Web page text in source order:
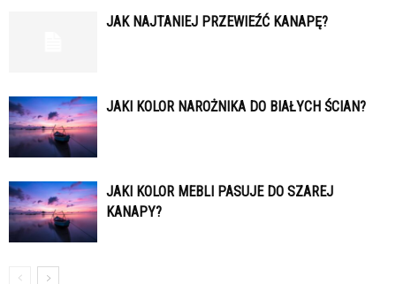
JAK NAJTANIEJ PRZEWIEŹĆ KANAPĘ?
JAKI KOLOR NAROŻNIKA DO BIAŁYCH ŚCIAN?
JAKI KOLOR MEBLI PASUJE DO SZAREJ
KANAPY?